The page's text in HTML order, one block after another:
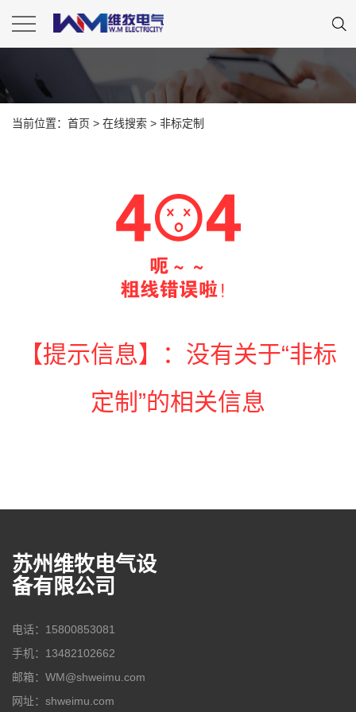
当前位置： 首页 > 在线搜索 > 非标定制
【提示信息】：没有关于“非标
定制”的相关信息
苏州维牧电气设
备有限公司
电话：15800853081
手机：13482102662
邮箱：WM@shweimu.com
网址：shweimu.com